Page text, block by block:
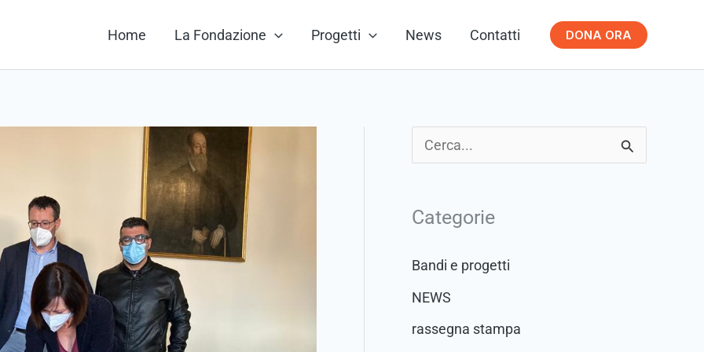
Home La Fondazione Progetti News Contatti DONA ORA
a
:
Categorie
Bandi e progetti
NEWS
rassegna stampa